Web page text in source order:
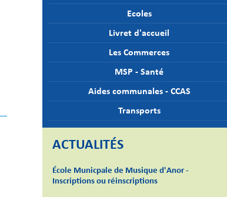
Ecoles
Livret d'accueil
Les Commerces
MSP - Santé
Aides communales - CCAS
Transports
ACTUALITÉS
École Municpale de Musique d'Anor -
Inscriptions ou réinscriptions